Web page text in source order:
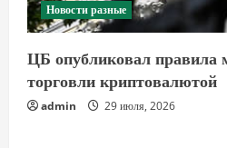
Новости разные
ЦБ опубликовал правила
торговли криптовалютой
admin 29 июля, 2026